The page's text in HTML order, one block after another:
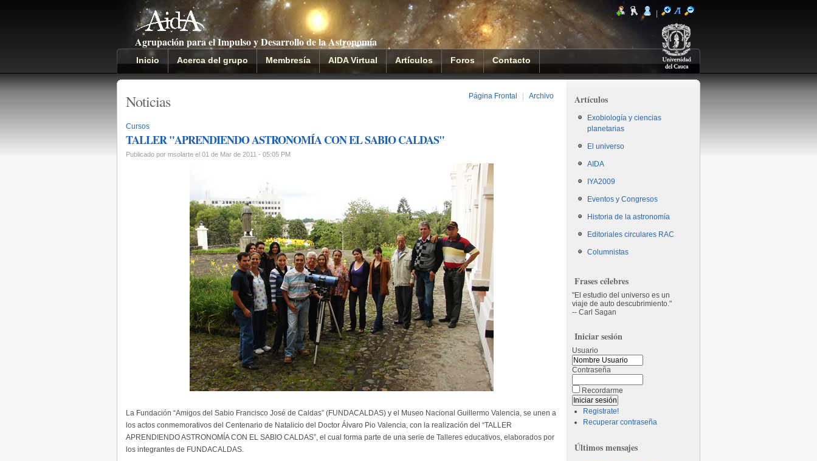
Agrupación para el Impulso y Desarrollo de la Astronomía
Inicio Acerca del grupo Membresía AIDA Virtual Artículos Foros Contacto
Noticias Página Frontal Archivo
Cursos
TALLER "APRENDIENDO ASTRONOMÍA CON EL SABIO CALDAS"
Publicado por msolarte el 01 de Mar de 2011 - 05:05 PM
La Fundación “Amigos del Sabio Francisco José de Caldas” (FUNDACALDAS) y el Museo Nacional Guillermo Valencia, se unen a
los actos conmemorativos del Centenario de Natalicio del Doctor Álvaro Pio Valencia, con la realización del “TALLER
APRENDIENDO ASTRONOMÍA CON EL SABIO CALDAS”, el cual forma parte de una serie de Talleres educativos, elaborados por
los integrantes de FUNDACALDAS.
Artículos
Exobiología y ciencias
planetarias
El universo
AIDA
IYA2009
Eventos y Congresos
Historia de la astronomía
Editoriales circulares RAC
Columnistas
Frases célebres
El estudio del universo es un
viaje de auto descubrimiento.
-- Carl Sagan
Iniciar sesión
Usuario
Contraseña
Recordarme
Registrate!
Recuperar contraseña
Últimos mensajes